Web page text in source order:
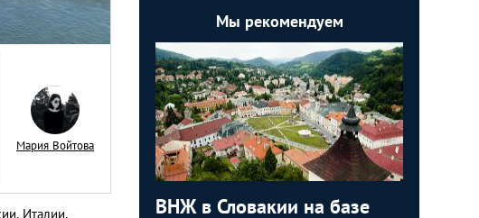
Мария Войтова
Италии,
Мы рекомендуем
ВНЖ в Словакии на базе
бизнес в